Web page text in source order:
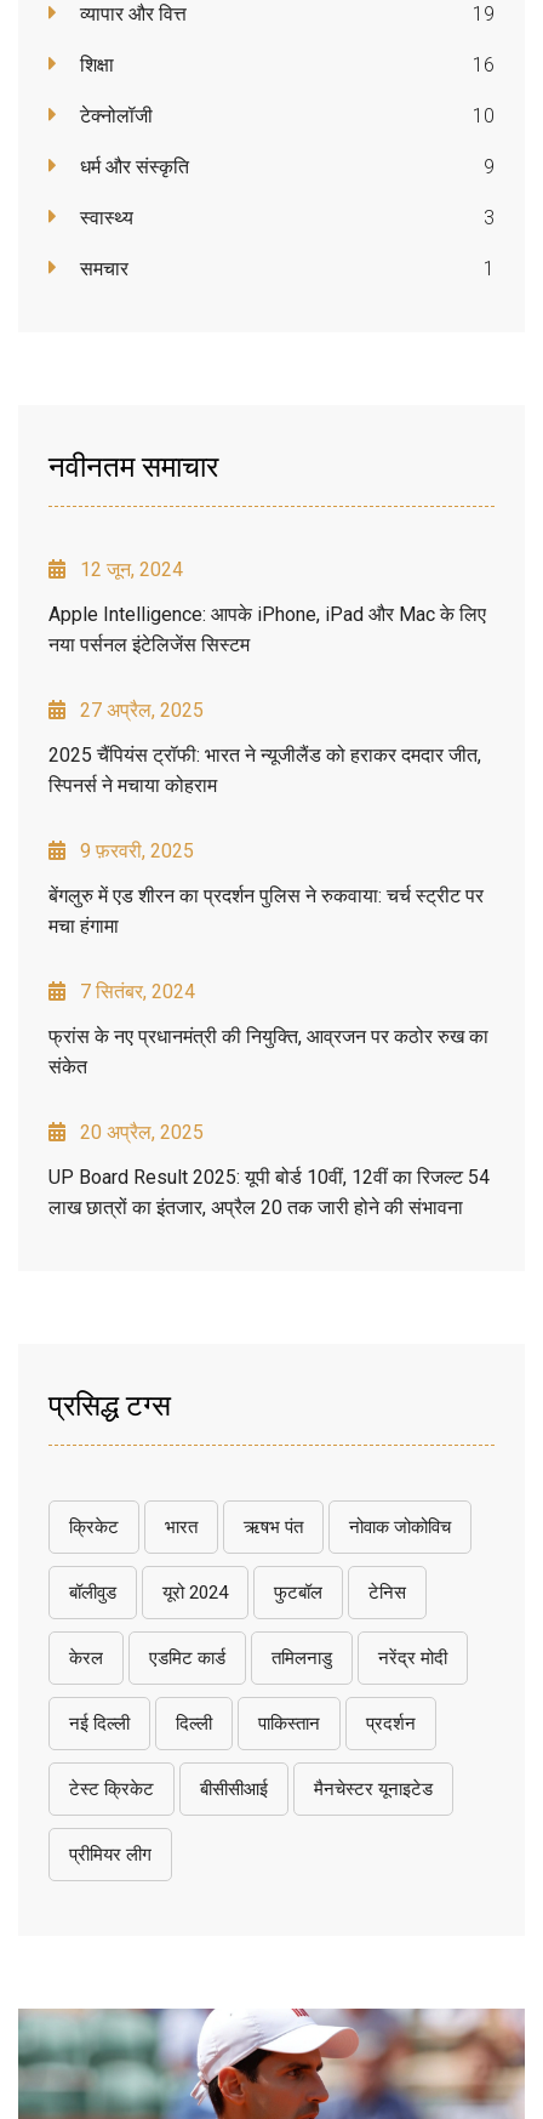
व्यापार और वित्त 19
शिक्षा 16
टेक्नोलॉजी 10
धर्म और संस्कृति 9
स्वास्थ्य 3
समचार 1
नवीनतम समाचार
12 जून, 2024
Apple Intelligence: आपके iPhone, iPad और Mac के लिए
नया पर्सनल इंटेलिजेंस सिस्टम
27 अप्रैल, 2025
2025 चैंपियंस ट्रॉफी: भारत ने न्यूजीलैंड को हराकर दमदार जीत,
स्पिनर्स ने मचाया कोहराम
9 फ़रवरी, 2025
बेंगलुरु में एड शीरन का प्रदर्शन पुलिस ने रुकवाया: चर्च स्ट्रीट पर
मचा हंगामा
7 सितंबर, 2024
फ्रांस के नए प्रधानमंत्री की नियुक्ति, आव्रजन पर कठोर रुख का
संकेत
20 अप्रैल, 2025
UP Board Result 2025: यूपी बोर्ड 10वीं, 12वीं का रिजल्ट 54
लाख छात्रों का इंतजार, अप्रैल 20 तक जारी होने की संभावना
प्रसिद्ध टग्स
क्रिकेट भारत ऋषभ पंत नोवाक जोकोविच
बॉलीवुड यूरो 2024 फुटबॉल टेनिस
केरल एडमिट कार्ड तमिलनाडु नरेंद्र मोदी
नई दिल्ली दिल्ली पाकिस्तान प्रदर्शन
टेस्ट क्रिकेट बीसीसीआई मैनचेस्टर यूनाइटेड
प्रीमियर लीग